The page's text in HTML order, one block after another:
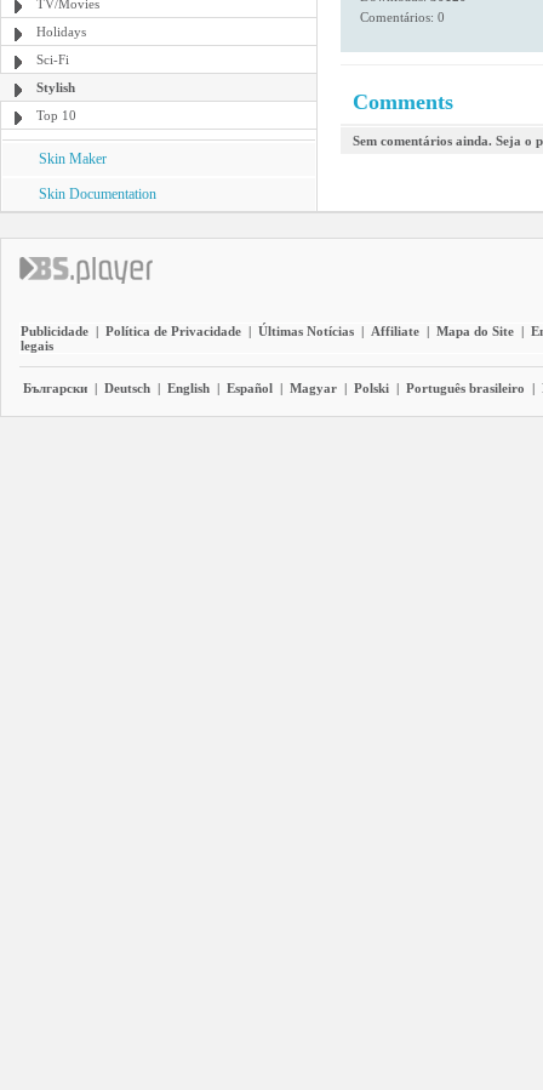
TV/Movies
Holidays
Sci-Fi
Stylish
Top 10
Skin Maker
Skin Documentation
Comentários: 0
Comments
Sem comentários ainda. Seja o
Publicidade | Política de Privacidade | Últimas Notícias | Affiliate | Mapa do Site |
legais
Български | Deutsch | English | Español | Magyar | Polski | Português brasileiro |